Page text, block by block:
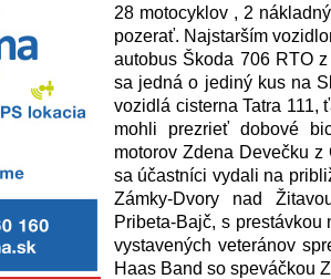
28 motocyklov , 2
pozerať. Najstarším
autobus Škoda 706 RTO
sa jedná o jediný kus na
vozidlá cisterna Tatra 111,
mohli prezrieť dobové
motorov Zdena Devečku
sa účastníci vydali na
Zámky-Dvory nad
Pribeta-Bajč, s
vystavených veteránov
Haas Band so speváčkou